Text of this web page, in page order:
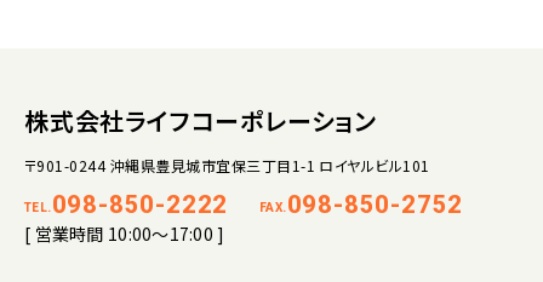
株式会社ライフコーポレーション
〒901-0244 沖縄県豊見城市宜保三丁目1-1 ロイヤルビル101
TEL. 098-850-2222 FAX. 098-850-2752
[ 営業時間 10:00～17:00 ]